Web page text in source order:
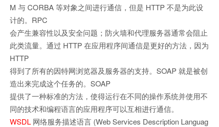
M 与 CORBA 等对象之间进行通信，但是 HTTP 不是为此设
计的。RPC
会产生兼容性以及安全问题；防火墙和代理服务器通常会阻止
此类流量。通过 HTTP 在应用程序间通信是更好的方法，因为
HTTP
得到了所有的因特网浏览器及服务器的支持。SOAP 就是被创
造出来完成这个任务的。SOAP
提供了一种标准的方法，使得运行在不同的操作系统并使用不
同的技术和编程语言的应用程序可以互相进行通信。
WSDL 网络服务描述语言 (Web Services Description Languag